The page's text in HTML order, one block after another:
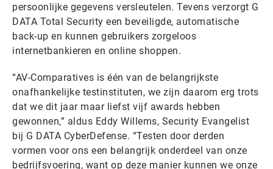
persoonlijke gegevens versleutelen. Tevens verzorgt G
DATA Total Security een beveiligde, automatische
back-up en kunnen gebruikers zorgeloos
internetbankieren en online shoppen.
“AV-Comparatives is één van de belangrijkste
onafhankelijke testinstituten, we zijn daarom erg trots
dat we dit jaar maar liefst vijf awards hebben
gewonnen,” aldus Eddy Willems, Security Evangelist
bij G DATA CyberDefense. “Testen door derden
vormen voor ons een belangrijk onderdeel van onze
bedrijfsvoering, want op deze manier kunnen we onze